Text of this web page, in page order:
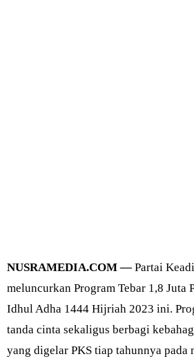
NUSRAMEDIA.COM —Partai
meluncurkan Program Tebar 1,8 Juta
Idhul Adha 1444 Hijriah 2023 ini.
tanda cinta sekaligus berbagi
yang digelar PKS tiap tahunnya pada